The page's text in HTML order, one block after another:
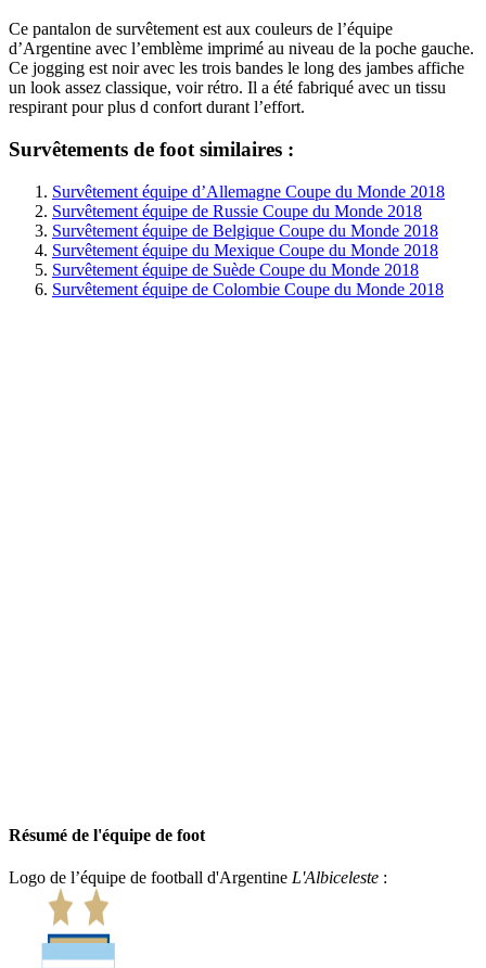
Ce pantalon de survêtement est aux couleurs de l’équipe
d’Argentine avec l’emblème imprimé au niveau de la poche gauche.
Ce jogging est noir avec les trois bandes le long des jambes affiche
un look assez classique, voir rétro. Il a été fabriqué avec un tissu
respirant pour plus d confort durant l’effort.
Survêtements de foot similaires :
Survêtement équipe d’Allemagne Coupe du Monde 2018
Survêtement équipe de Russie Coupe du Monde 2018
Survêtement équipe de Belgique Coupe du Monde 2018
Survêtement équipe du Mexique Coupe du Monde 2018
Survêtement équipe de Suède Coupe du Monde 2018
Survêtement équipe de Colombie Coupe du Monde 2018
Résumé de l'équipe de foot
Logo de l’équipe de football d'Argentine L'Albiceleste :